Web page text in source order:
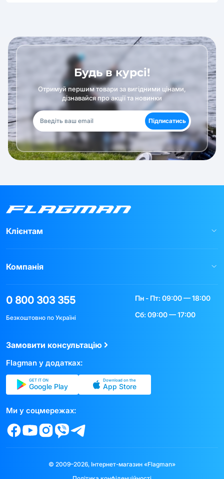
Будь в курсі!
Отримуй першим товари за вигідними цінами,
дізнавайся про акції та новинки
Підписатись
Клієнтам
Компанія
0 800 303 355
Безкоштовно по Україні
Пн - Пт: 09:00 — 18:00
Сб: 09:00 — 17:00
Замовити консультацію
Flagman у додатках:
GET IT ON
Google Play
Download on the
App Store
Ми у соцмережах:
© 2009–2026, Інтернет-магазин «Flagman»